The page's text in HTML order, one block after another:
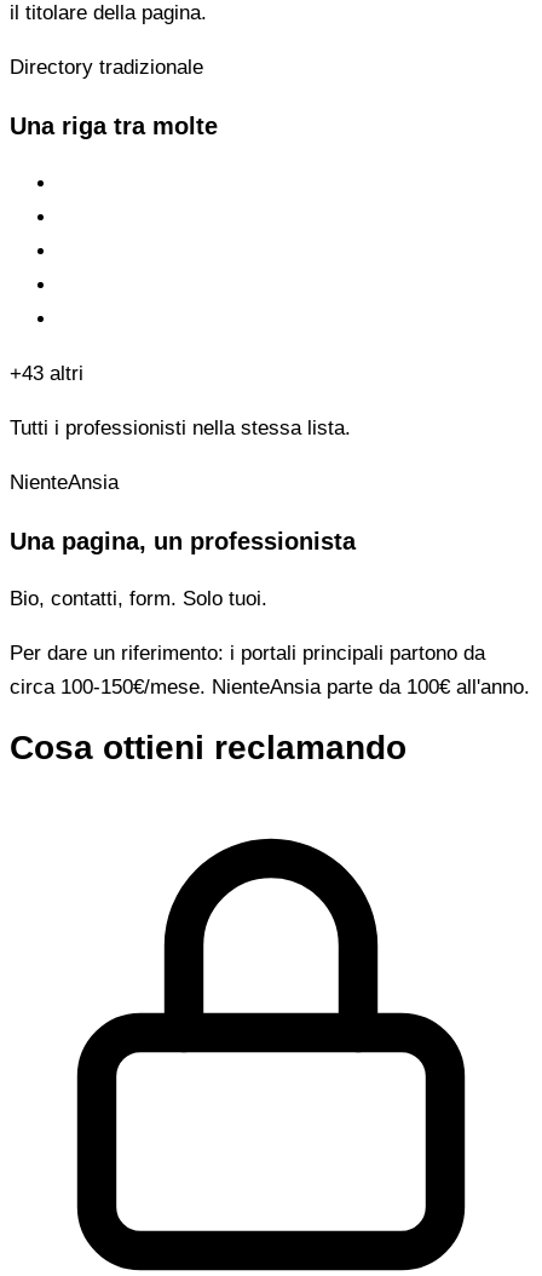
il titolare della pagina.
Directory tradizionale
Una riga tra molte
+43 altri
Tutti i professionisti nella stessa lista.
NienteAnsia
Una pagina, un professionista
Bio, contatti, form. Solo tuoi.
Per dare un riferimento: i portali principali partono da
circa 100-150€/mese. NienteAnsia parte da 100€ all'anno.
Cosa ottieni reclamando